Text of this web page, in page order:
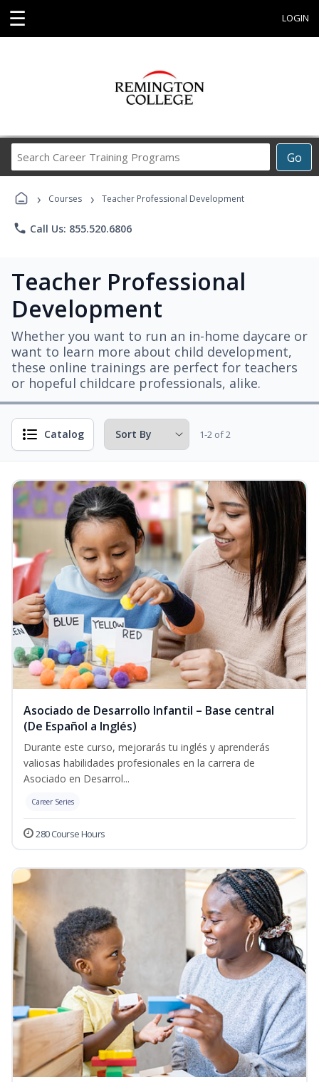
☰ LOGIN
Go
Career
Programs
› Courses › Teacher Professional Development
phone Call Us: 855.520.6806
Teacher Professional
Development
Whether you want to run an in-home daycare or
want to learn more about child development,
these online trainings are perfect for teachers
or hopeful childcare professionals, alike.
Catalog 1-2 of 2
Asociado de Desarrollo Infantil – Base central
(De Español a Inglés)
Durante este curso, mejorarás tu inglés y aprenderás
valiosas habilidades profesionales en la carrera de
Asociado en Desarrol...
Career Series
280 Course Hours